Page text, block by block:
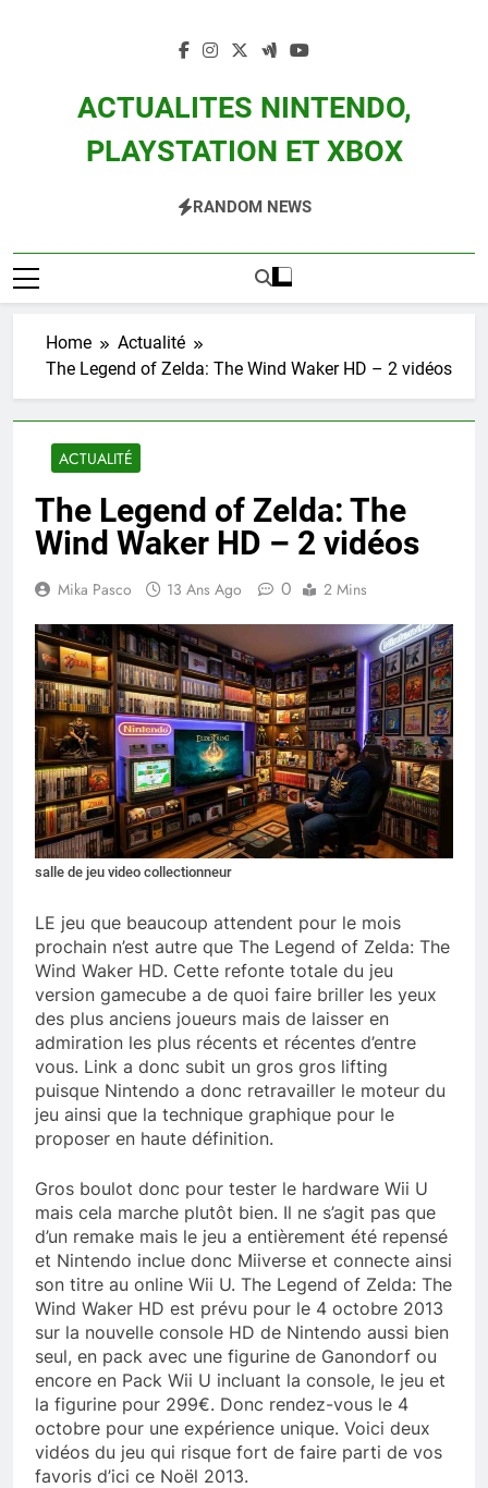
ACTUALITES NINTENDO,
PLAYSTATION ET XBOX
Zelda, Splatoon, Pokemon Entre Autres
RANDOM NEWS
Home
Actualité
The Legend of Zelda: The Wind Waker HD – 2 vidéos
ACTUALITÉ
The Legend of Zelda: The
Wind Waker HD – 2 vidéos
Mika Pasco 13 Ans Ago 0 2 Mins
salle de jeu video collectionneur
LE jeu que beaucoup attendent pour le mois
prochain n’est autre que The Legend of Zelda: The
Wind Waker HD. Cette refonte totale du jeu
version gamecube a de quoi faire briller les yeux
des plus anciens joueurs mais de laisser en
admiration les plus récents et récentes d’entre
vous. Link a donc subit un gros gros lifting
puisque Nintendo a donc retravailler le moteur du
jeu ainsi que la technique graphique pour le
proposer en haute définition.
Gros boulot donc pour tester le hardware Wii U
mais cela marche plutôt bien. Il ne s’agit pas que
d’un remake mais le jeu a entièrement été repensé
et Nintendo inclue donc Miiverse et connecte ainsi
son titre au online Wii U. The Legend of Zelda: The
Wind Waker HD est prévu pour le 4 octobre 2013
sur la nouvelle console HD de Nintendo aussi bien
seul, en pack avec une figurine de Ganondorf ou
encore en Pack Wii U incluant la console, le jeu et
la figurine pour 299€. Donc rendez-vous le 4
octobre pour une expérience unique. Voici deux
vidéos du jeu qui risque fort de faire parti de vos
favoris d’ici ce Noël 2013.